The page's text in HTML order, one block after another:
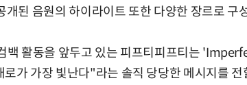
개된 음원의 하이라이트 또한 다양한 장르로 구
백 활동을 앞두고 있는 피프티피프티는
로가 가장 빛난다"라는 솔직 당당한 메시지를 전